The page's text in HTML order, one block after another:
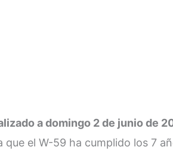
a domingo 2 de junio de
que el W-59 ha cumplido los 7